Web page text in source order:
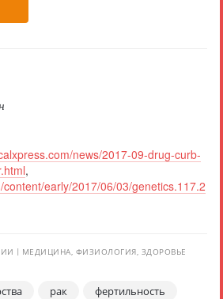
news/2017-09-drug-curb-
,
early/2017/06/03/genetics.117.2
МЕДИЦИНА, ФИЗИОЛОГИЯ, ЗДОРОВЬЕ
рак фертильность